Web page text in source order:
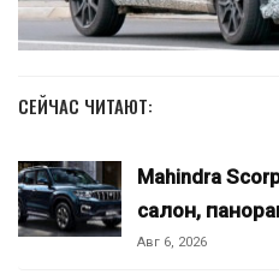
СЕЙЧАС ЧИТАЮТ:
Mahindra
салон,
Авг 6, 2026